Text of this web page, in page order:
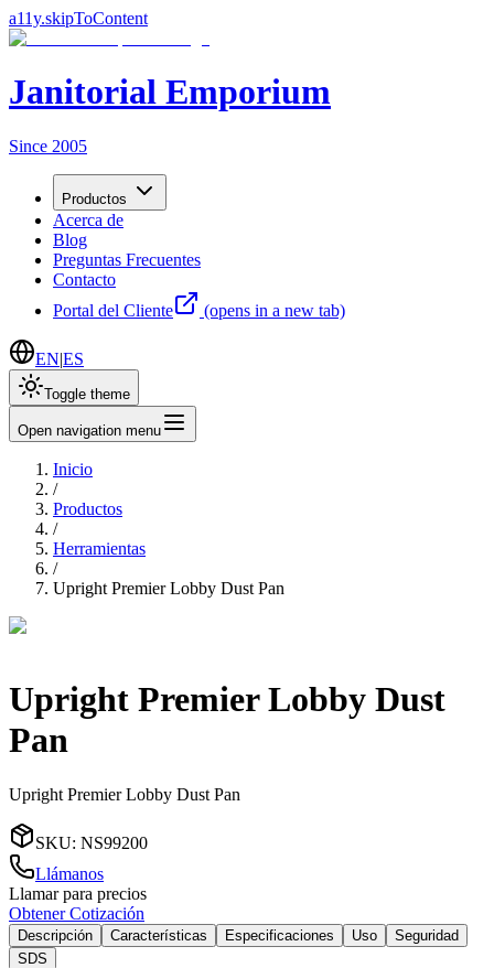
a11y.skipToContent
Janitorial Emporium
Since 2005
Productos
Acerca de
Blog
Preguntas Frecuentes
Contacto
Portal del Cliente
(opens in a new tab)
EN|ES
Toggle theme
Open navigation menu
Inicio
/
Productos
/
Herramientas
/
Upright Premier Lobby Dust Pan
Upright Premier Lobby Dust
Pan
Upright Premier Lobby Dust Pan
SKU: NS99200
Llámanos
Llamar para precios
Obtener Cotización
Descripción Características Especificaciones Uso
Seguridad
SDS